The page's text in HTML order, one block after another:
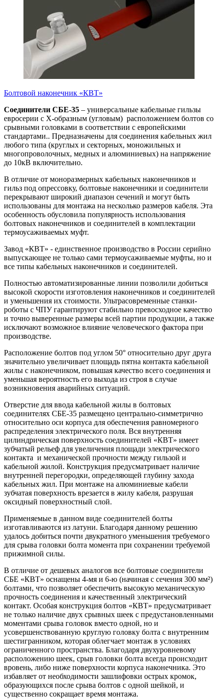
Болтовой наконечник «КВТ»
Соединители СБЕ-35 – универсальные кабельные гильзы
евросерии с Х-образным (угловым) расположением болтов со
срывными головками в соответствии с европейскими
стандартами.. Предназначены для соединения кабельных жил
любого типа (круглых и секторных, моножильных и
многопроволочных, медных и алюминиевых) на напряжение
до 10кВ включительно.
В отличие от моноразмерных кабельных наконечников и
гильз под опрессовку, болтовые наконечники и соединители
перекрывают широкий диапазон сечений и могут быть
использованы для монтажа на несколько размеров кабеля. Эта
особенность обусловила популярность использования
болтовых наконечников и соединителей в комплектации
термоусаживаемых муфт.
Завод «КВТ» - единственное производство в России серийно
выпускающее не только сами термоусаживаемые муфты, но и
все типы кабельных наконечников и соединителей.
Полностью автоматизированные линии позволили добиться
высокой скорости изготовления наконечников и соединителей
и уменьшения их стоимости. Ультрасовременные станки-
роботы с ЧПУ гарантируют стабильно превосходное качество
и точно выверенные размеры всей партии продукции, а также
исключают возможное влияние человеческого фактора при
производстве.
Расположение болтов под углом 50° относительно друг друга
значительно увеличивает площадь пятна контакта кабельной
жилы с наконечником, повышая качество всего соединения и
уменьшая вероятность его выхода из строя в случае
возникновения аварийных ситуаций.
Отверстие для ввода кабельной жилы в болтовых
соединителях СБЕ-35 размещено центрально-симметрично
относительно оси корпуса для обеспечения равномерного
распределения электрического поля. Вся внутренняя
цилиндрическая поверхность соединителей «КВТ» имеет
зубчатый рельеф для увеличения площади электрического
контакта и механической прочности между гильзой и
кабельной жилой. Конструкция предусматривает наличие
внутренней перегородки, определяющей глубину захода
кабельных жил. При монтаже на алюминиевые кабели
зубчатая поверхность врезается в жилу кабеля, разрушая
оксидный поверхностный слой.
Применяемые в данном виде соединителей болты
изготавливаются из латуни. Благодаря данному решению
удалось добиться почти двукратного уменьшения требуемого
для срыва головки болта момента при сохранении требуемой
прижимной силы.
В отличие от дешевых аналогов все болтовые соединители
СБЕ «КВТ» оснащены 4-мя и 6-ю (начиная с сечения 300 мм²)
болтами, что позволяет обеспечить высокую механическую
прочность соединения и качественный электрический
контакт. Особая конструкция болтов «КВТ» предусматривает
не только наличие двух срывных шеек с предустановленными
моментами срыва головок вместо одной, но и
усовершенствованную круглую головку болта с внутренним
шестигранником, которая облегчает монтаж в условиях
ограниченного пространства. Благодаря двухуровневому
расположению шеек, срыв головки болта всегда происходит
вровень, либо ниже поверхности корпуса наконечника. Это
избавляет от необходимости зашлифовки острых кромок,
образующихся после срыва болтов с одной шейкой, и
существенно сокращает время монтажа.